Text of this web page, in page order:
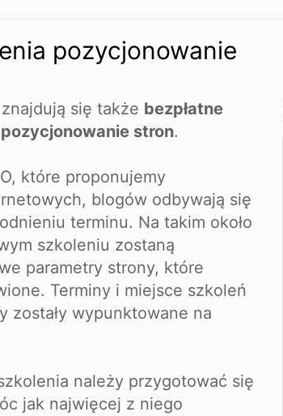
pozycjonowanie
się także bezpłatne
stron.
które proponujemy
blogów odbywają się
terminu. Na takim około
szkoleniu zostaną
parametry strony, które
Terminy i miejsce szkoleń
zostały wypunktowane na
należy przygotować się
jak najwięcej z niego